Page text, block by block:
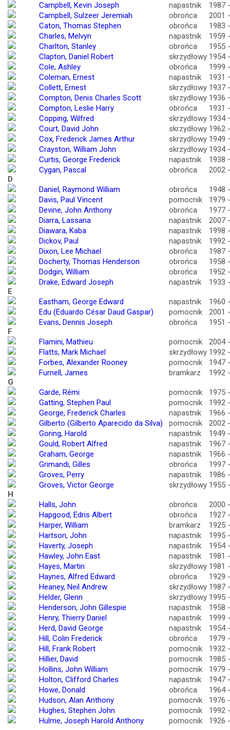
Campbell, Kevin Joseph
napastnik
1987
Campbell, Sulzeer Jeremiah
obrońca
2001
Caton, Thomas Stephen
obrońca
1983
Charles, Melvyn
napastnik
1959
Charlton, Stanley
obrońca
1955
Clapton, Daniel Robert
skrzydłowy 1954
Cole, Ashley
obrońca
1999
Coleman, Ernest
napastnik
1931
Collett, Ernest
skrzydłowy 1937
Compton, Denis Charles Scott
skrzydłowy 1936
Compton, Leslie Harry
obrońca
1931
Copping, Wilfred
skrzydłowy 1934
Court, David John
skrzydłowy 1962
Cox, Frederick James Arthur
skrzydłowy 1949
Crayston, William John
skrzydłowy 1934
Curtis, George Frederick
napastnik
1938
Cygan, Pascal
obrońca
2002
D
Daniel, Raymond William
obrońca
1948
Davis, Paul Vincent
pomocnik
1979
Devine, John Anthony
obrońca
1977
Diarra, Lassana
napastnik
2007
Diawara, Kaba
napastnik
1998
Dickov, Paul
napastnik
1992
Dixon, Lee Michael
obrońca
1987
Docherty, Thomas Henderson
obrońca
1958
Dodgin, William
obrońca
1952
Drake, Edward Joseph
napastnik
1933
E
Eastham, George Edward
napastnik
1960
Edu (Eduardo César Daud Gaspar)
pomocnik
2001
Evans, Dennis Joseph
obrońca
1951
F
Flamini, Mathieu
pomocnik
2004
Flatts, Mark Michael
skrzydłowy 1992
Forbes, Alexander Rooney
pomocnik
1947
Furnell, James
bramkarz
1992
G
Garde, Rémi
pomocnik
1975
Gatting, Stephen Paul
pomocnik
1992
George, Frederick Charles
napastnik
1966
Gilberto (Gilberto Aparecido da Silva)
pomocnik
2002
Goring, Harold
napastnik
1949
Gould, Robert Alfred
napastnik
1967
Graham, George
napastnik
1966
Grimandi, Gilles
obrońca
1997
Groves, Perry
napastnik
1986
Groves, Victor George
skrzydłowy 1955
H
Halls, John
obrońca
2000
Hapgood, Edris Albert
obrońca
1927
Harper, William
bramkarz
1925
Hartson, John
napastnik
1995
Haverty, Joseph
napastnik
1954
Hawley, John East
napastnik
1981
Hayes, Martin
skrzydłowy 1981
Haynes, Alfred Edward
obrońca
1929
Heaney, Neil Andrew
skrzydłowy 1987
Helder, Glenn
skrzydłowy 1995
Henderson, John Gillespie
napastnik
1958
Henry, Thierry Daniel
napastnik
1999
Herd, David George
napastnik
1954
Hill, Colin Frederick
obrońca
1979
Hill, Frank Robert
pomocnik
1932
Hillier, David
pomocnik
1985
Hollins, John William
pomocnik
1979
Holton, Clifford Charles
napastnik
1947
Howe, Donald
obrońca
1964
Hudson, Alan Anthony
pomocnik
1976
Hughes, Stephen John
pomocnik
1992
Hulme, Joseph Harold Anthony
pomocnik 1926